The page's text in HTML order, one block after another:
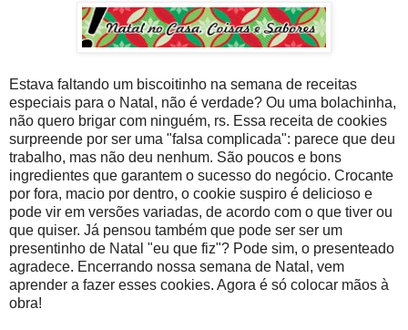
Estava faltando um biscoitinho na semana de receitas
especiais para o Natal, não é verdade? Ou uma bolachinha,
não quero brigar com ninguém, rs. Essa receita de cookies
surpreende por ser uma "falsa complicada": parece que deu
trabalho, mas não deu nenhum. São poucos e bons
ingredientes que garantem o sucesso do negócio. Crocante
por fora, macio por dentro, o cookie suspiro é delicioso e
pode vir em versões variadas, de acordo com o que tiver ou
que quiser. Já pensou também que pode ser ser um
presentinho de Natal "eu que fiz"? Pode sim, o presenteado
agradece. Encerrando nossa semana de Natal, vem
aprender a fazer esses cookies. Agora é só colocar mãos à
obra!